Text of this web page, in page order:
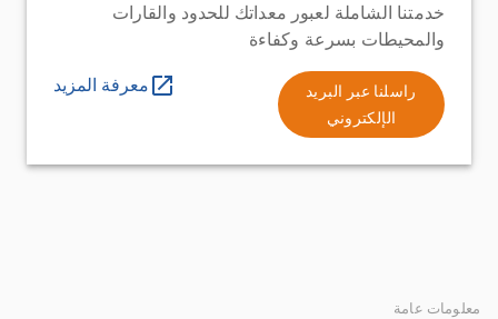
خدمتنا الشاملة لعبور معداتك للحدود والقارات
والمحيطات بسرعة وكفاءة
راسلنا عبر البريد
الإلكتروني
معرفة المزيد
معلومات عامة